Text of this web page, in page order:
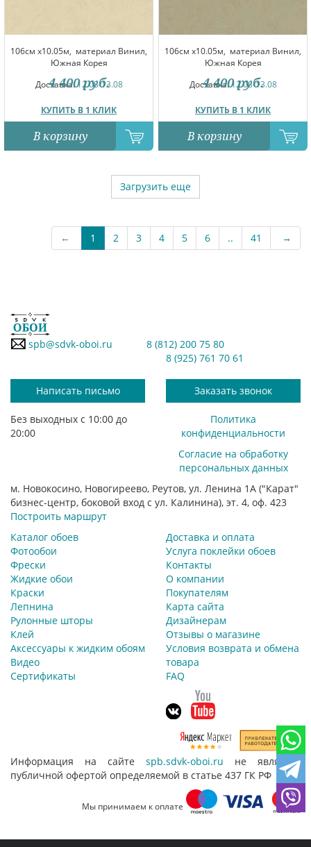
106см x10.05м, материал Винил,
Южная Корея
Доставка:12.08-13.08
КУПИТЬ В 1 КЛИК
4 400 руб.
В корзину
106см x10.05м, материал Винил,
Южная Корея
Доставка:12.08-13.08
КУПИТЬ В 1 КЛИК
4 400 руб.
В корзину
Загрузить еще
← 1 2 3 4 5 6 .. 41 →
spb@sdvk-oboi.ru
8 (812) 200 75 80
8 (925) 761 70 61
Написать письмо Заказать звонок
Без выходных с 10:00 до
20:00
Политика
конфиденциальности
Согласие на обработку
персональных данных
м. Новокосино, Новогиреево, Реутов, ул. Ленина 1А ("Карат"
бизнес-центр, боковой вход с ул. Калинина), эт. 4, оф. 423
Построить маршрут
Каталог обоев
Фотообои
Фрески
Жидкие обои
Краски
Лепнина
Рулонные шторы
Клей
Аксессуары к жидким обоям
Видео
Сертификаты
Доставка и оплата
Услуга поклейки обоев
Контакты
О компании
Покупателям
Карта сайта
Дизайнерам
Отзывы о магазине
Условия возврата и обмена
товара
FAQ
Информация на сайте spb.sdvk-oboi.ru не является
публичной офертой определяемой в статье 437 ГК РФ
Мы принимаем к оплате